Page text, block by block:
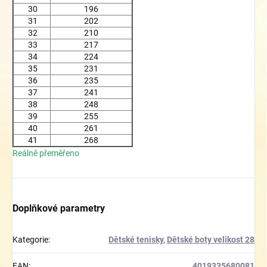
30
196
31
202
32
210
33
217
34
224
35
231
36
235
37
241
38
248
39
255
40
261
41
268
Reálně přeměřeno
Doplňkové parametry
Kategorie: Dětské tenisky, Dětské boty velikost 28